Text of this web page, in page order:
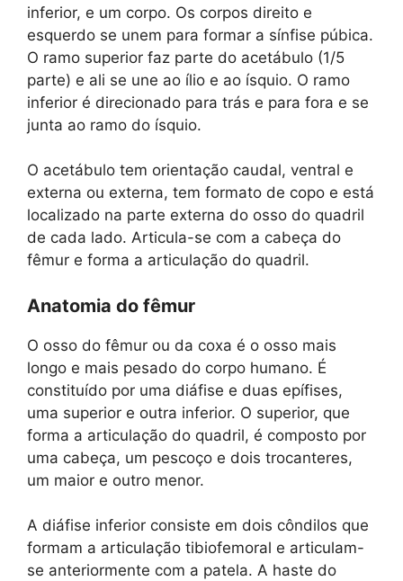
inferior, e um corpo. Os corpos direito e
esquerdo se unem para formar a sínfise púbica.
O ramo superior faz parte do acetábulo (1/5
parte) e ali se une ao ílio e ao ísquio. O ramo
inferior é direcionado para trás e para fora e se
junta ao ramo do ísquio.
O acetábulo tem orientação caudal, ventral e
externa ou externa, tem formato de copo e está
localizado na parte externa do osso do quadril
de cada lado. Articula-se com a cabeça do
fêmur e forma a articulação do quadril.
Anatomia do fêmur
O osso do fêmur ou da coxa é o osso mais
longo e mais pesado do corpo humano. É
constituído por uma diáfise e duas epífises,
uma superior e outra inferior. O superior, que
forma a articulação do quadril, é composto por
uma cabeça, um pescoço e dois trocanteres,
um maior e outro menor.
A diáfise inferior consiste em dois côndilos que
formam a articulação tibiofemoral e articulam-
se anteriormente com a patela. A haste do